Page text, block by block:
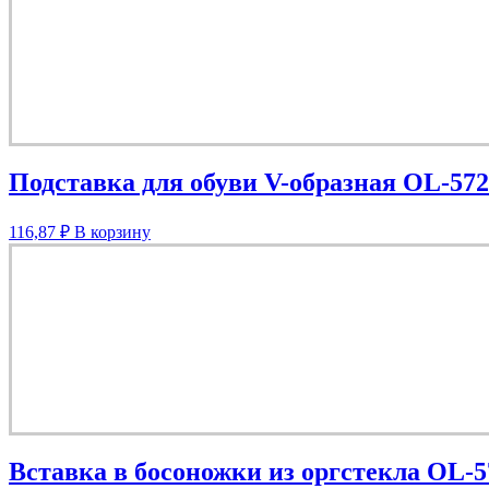
Подставка для обуви V-образная OL-572
116,87 ₽ В корзину
Вставка в босоножки из оргстекла OL-